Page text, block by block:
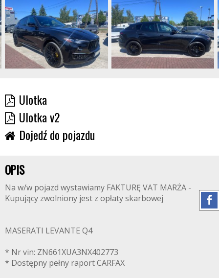
Ulotka
Ulotka v2
Dojedź do pojazdu
OPIS
Na w/w pojazd wystawiamy FAKTURĘ VAT MARŻA -
Kupujący zwolniony jest z opłaty skarbowej
MASERATI LEVANTE Q4
* Nr vin: ZN661XUA3NX402773
* Dostępny pełny raport CARFAX